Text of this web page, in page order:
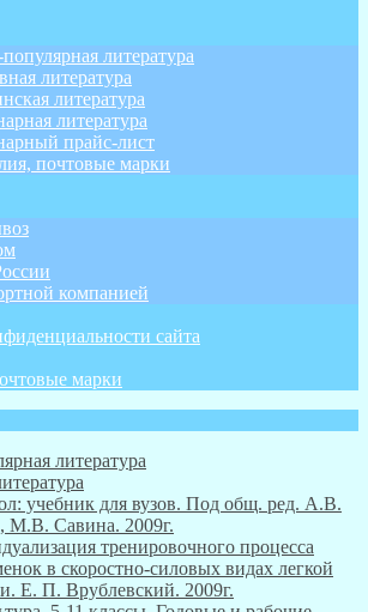
литература
литература
литература
литература
прайс-лист
почтовые марки
компанией
сайта
марки
литература
учебник для вузов. Под общ. ред. А.В.
М.В. Савина. 2009г.
тренировочного процесса
в скоростно-силовых видах легкой
Е. П. Врублевский. 2009г.